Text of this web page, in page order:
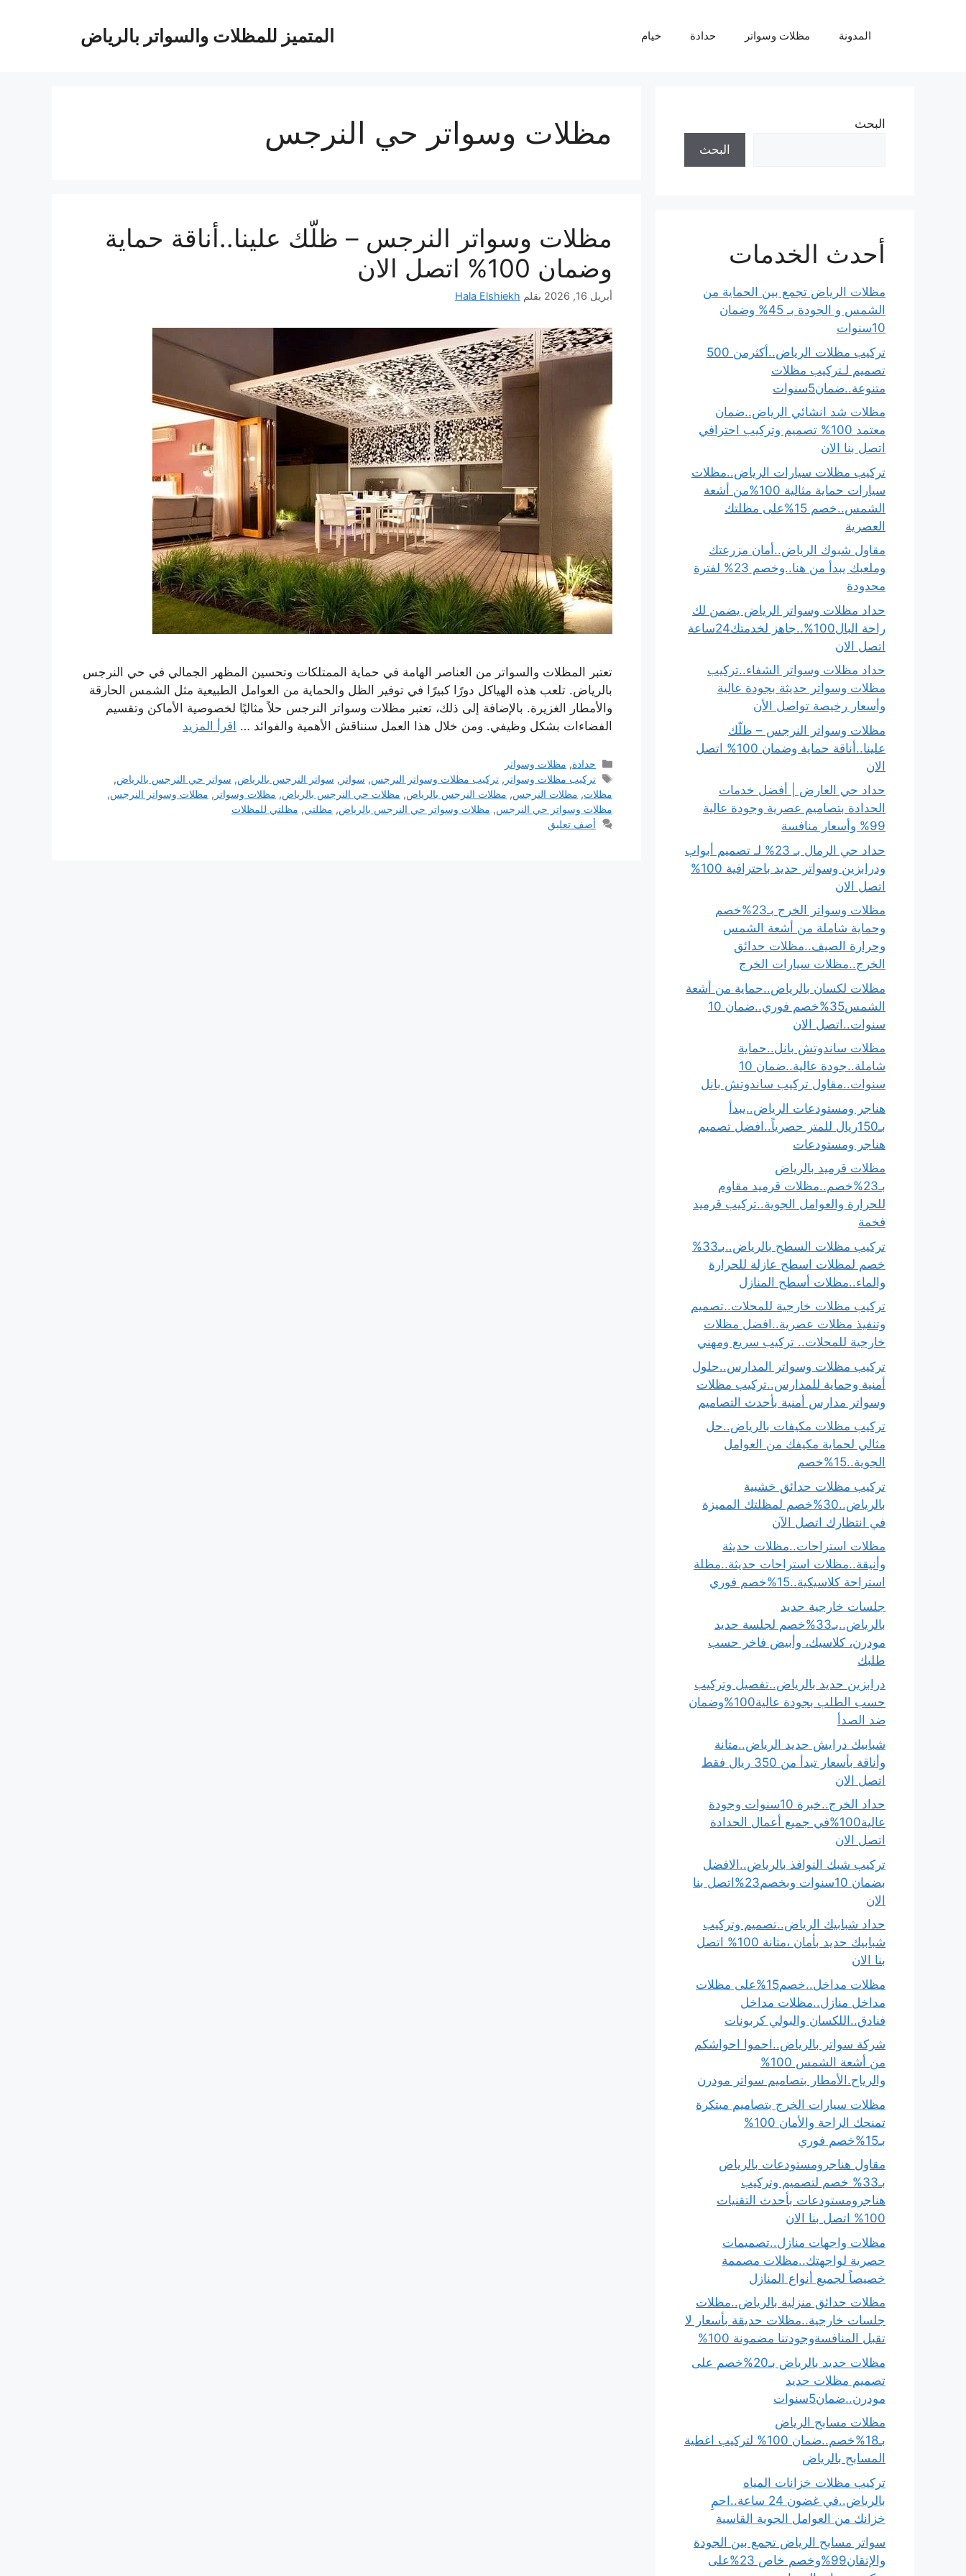
المتميز للمظلات والسواتر بالرياض المدونة مظلات وسواتر حدادة خيام
مظلات وسواتر حي النرجس
مظلات وسواتر النرجس – ظلّك علينا..أناقة حماية
وضمان 100% اتصل الان
أبريل 16, 2026 بقلم Hala Elshiekh
تعتبر المظلات والسواتر من العناصر الهامة في حماية الممتلكات وتحسين المظهر الجمالي في حي النرجس
بالرياض. تلعب هذه الهياكل دورًا كبيرًا في توفير الظل والحماية من العوامل الطبيعية مثل الشمس الحارقة
والأمطار الغزيرة. بالإضافة إلى ذلك، تعتبر مظلات وسواتر النرجس حلاً مثاليًا لخصوصية الأماكن وتقسيم
الفضاءات بشكل وظيفي. ومن خلال هذا العمل سنناقش الأهمية والفوائد … اقرأ المزيد
التصنيفات
حدادة, مظلات وسواتر
الوسوم
تركيب مظلات وسواتر ,تركيب مظلات وسواتر النرجس, سواتر , سواتر النرجس بالرياض, سواتر حي النرجس بالرياض,
مظلات, مظلات النرجس, مظلات النرجس بالرياض, مظلات حي النرجس بالرياض, مظلات وسواتر , مظلات وسواتر النرجس,
مظلات وسواتر حي النرجس, مظلات وسواتر حي النرجس بالرياض, مظلتي, مظلتي للمظلات
أضف تعليق
البحث
البحث
أحدث الخدمات
مظلات الرياض تجمع بين الحماية من
الشمس و الجودة بـ 45% وضمان
10سنوات
تركيب مظلات الرياض..أكثرمن 500
تصميم لـتركيب مظلات
متنوعة..ضمان5سنوات
مظلات شد انشائي الرياض..ضمان
معتمد 100% تصميم وتركيب احترافي
اتصل بنا الان
تركيب مظلات سيارات الرياض..مظلات
سيارات حماية مثالية 100%من أشعة
الشمس..خصم 15%على مظلتك
العصرية
مقاول شبوك الرياض..أمان مزرعتك
وملعبك يبدأ من هنا..وخصم 23% لفترة
محدودة
حداد مظلات وسواتر الرياض يضمن لك
راحة البال100%..جاهز لخدمتك24ساعة
اتصل الان
حداد مظلات وسواتر الشفاء..تركيب
مظلات وسواتر حديثة بجودة عالية
وأسعار رخيصة تواصل الأن
مظلات وسواتر النرجس – ظلّك
علينا..أناقة حماية وضمان 100% اتصل
الان
حداد حي العارض | أفضل خدمات
الحدادة بتصاميم عصرية وجودة عالية
99% وأسعار منافسة
حداد حي الرمال بـ 23% لـ تصميم أبواب
ودرابزين وسواتر حديد باحترافية 100%
اتصل الان
مظلات وسواتر الخرج بـ23%خصم
وحماية شاملة من أشعة الشمس
وحرارة الصيف..مظلات حدائق
الخرج..مظلات سيارات الخرج
مظلات لكسان بالرياض..حماية من أشعة
الشمس35%خصم فوري..ضمان 10
سنوات..اتصل الان
مظلات ساندوتش بانل..حماية
شاملة..جودة عالية..ضمان 10
سنوات..مقاول تركيب ساندوتش بانل
هناجر ومستودعات الرياض..يبدأ
بـ150ريال للمتر حصرياً..افضل تصميم
هناجر ومستودعات
مظلات قرميد بالرياض
بـ23%خصم..مظلات قرميد مقاوم
للحرارة والعوامل الجوية..تركيب قرميد
فخمة
تركيب مظلات السطح بالرياض..بـ33%
خصم لمظلات اسطح عازلة للحرارة
والماء..مظلات أسطح المنازل
تركيب مظلات خارجية للمحلات..تصميم
وتنفيذ مظلات عصرية..افضل مظلات
خارجية للمحلات.. تركيب سريع ومهني
تركيب مظلات وسواتر المدارس..حلول
أمنية وحماية للمدارس..تركيب مظلات
وسواتر مدارس أمنية بأحدث التصاميم
تركيب مظلات مكيفات بالرياض..حل
مثالي لحماية مكيفك من العوامل
الجوية..15%خصم
تركيب مظلات حدائق خشبية
بالرياض..30%خصم لمظلتك المميزة
في انتظارك اتصل الآن
مظلات استراحات..مظلات حديثة
وأنيقة..مظلات استراحات حديثة..مظلة
استراحة كلاسيكية..15%خصم فوري
جلسات خارجية حديد
بالرياض..بـ33%خصم لجلسة حديد
مودرن، كلاسيك، وأبيض فاخر حسب
طلبك
درابزين حديد بالرياض..تفصيل وتركيب
حسب الطلب بجودة عالية100%وضمان
ضد الصدأ
شبابيك درايش حديد الرياض..متانة
وأناقة بأسعار تبدأ من 350 ريال فقط
اتصل الان
حداد الخرج..خبرة 10سنوات وجودة
عالية100%في جميع أعمال الحدادة
اتصل الان
تركيب شبك النوافذ بالرياض..الافضل
بضمان 10سنوات وبخصم23%اتصل بنا
الان
حداد شبابيك الرياض..تصميم وتركيب
شبابيك حديد بأمان ،متانة 100% اتصل
بنا الان
مظلات مداخل..خصم15%على مظلات
مداخل منازل..مظلات مداخل
فنادق..اللكسان والبولي كربونات
شركة سواتر بالرياض..احموا احواشكم
من أشعة الشمس 100%
والرياح.الأمطار بتصاميم سواتر مودرن
مظلات سيارات الخرج بتصاميم مبتكرة
تمنحك الراحة والأمان 100%
بـ15%خصم فوري
مقاول هناجرومستودعات بالرياض
بـ33% خصم لتصميم وتركيب
هناجرومستودعات بأحدث التقنيات
100% اتصل بنا الان
مظلات واجهات منازل..تصميمات
حصرية لواجهتك..مظلات مصممة
خصيصاً لجميع أنواع المنازل
مظلات حدائق منزلية بالرياض..مظلات
جلسات خارجية..مظلات حديقة بأسعار لا
تقبل المنافسةوجودتنا مضمونة 100%
مظلات حديد بالرياض بـ20%خصم على
تصميم مظلات حديد
مودرن..ضمان5سنوات
مظلات مسابح الرياض
بـ18%خصم..ضمان 100% لتركيب اغطية
المسابح بالرياض
تركيب مظلات خزانات المياه
بالرياض..في غضون 24 ساعة..احمِ
خزانك من العوامل الجوية القاسية
سواتر مسابح الرياض تجمع بين الجودة
والإتقان99%وخصم خاص 23%على